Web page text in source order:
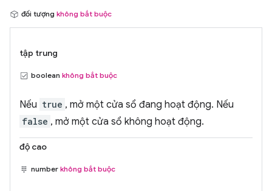
đối tượng không bắt buộc
tập trung
boolean không bắt buộc
Nếu true , mở một cửa sổ đang hoạt động. Nếu
false , mở một cửa sổ không hoạt động.
độ cao
number không bắt buộc